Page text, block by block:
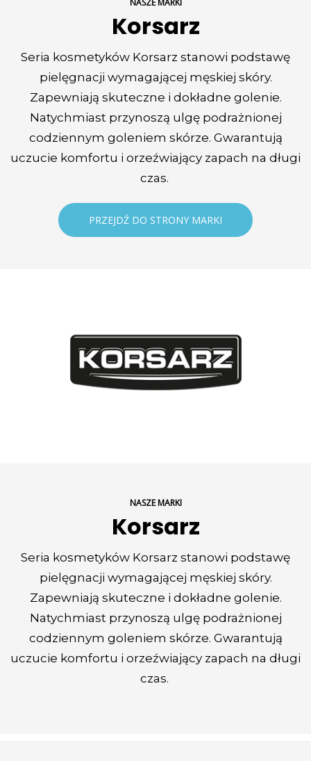
NASZE MARKI
Korsarz
Seria kosmetyków Korsarz stanowi podstawę
pielęgnacji wymagającej męskiej skóry.
Zapewniają skuteczne i dokładne golenie.
Natychmiast przynoszą ulgę podrażnionej
codziennym goleniem skórze. Gwarantują
uczucie komfortu i orzeźwiający zapach na długi
czas.
PRZEJDŹ DO STRONY MARKI
NASZE MARKI
Korsarz
Seria kosmetyków Korsarz stanowi podstawę
pielęgnacji wymagającej męskiej skóry.
Zapewniają skuteczne i dokładne golenie.
Natychmiast przynoszą ulgę podrażnionej
codziennym goleniem skórze. Gwarantują
uczucie komfortu i orzeźwiający zapach na długi
czas.